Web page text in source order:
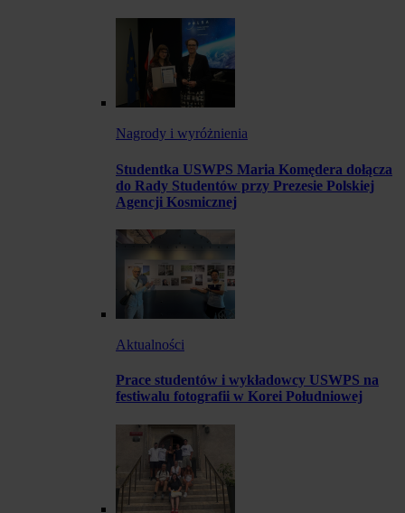
Nagrody i wyróżnienia
Studentka USWPS Maria Komędera dołącza
do Rady Studentów przy Prezesie Polskiej
Agencji Kosmicznej
Aktualności
Prace studentów i wykładowcy USWPS na
festiwalu fotografii w Korei Południowej